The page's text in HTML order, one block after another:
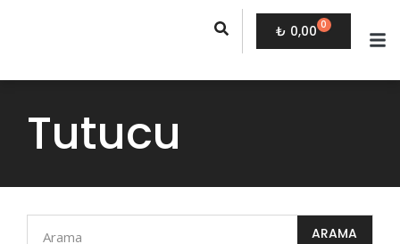
₺ 0,00 0
Tutucu
ARAMA